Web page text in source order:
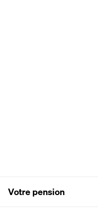
Votre pension